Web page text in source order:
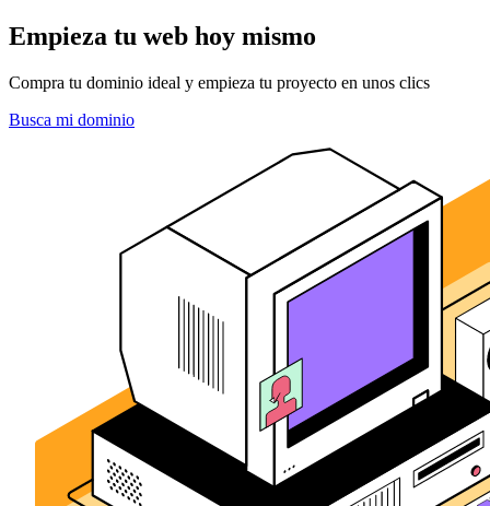
Empieza tu web hoy mismo
Compra tu dominio ideal y empieza tu proyecto en unos clics
Busca mi dominio